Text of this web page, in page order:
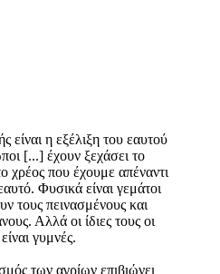
είναι η εξέλιξη του εαυτού
[...] έχουν ξεχάσει το
χρέος που έχουμε απέναντι
Φυσικά είναι γεμάτοι
τους πεινασμένους και
Αλλά οι ίδιες τους οι
γυμνές.
των αγρίων επιβιώνει